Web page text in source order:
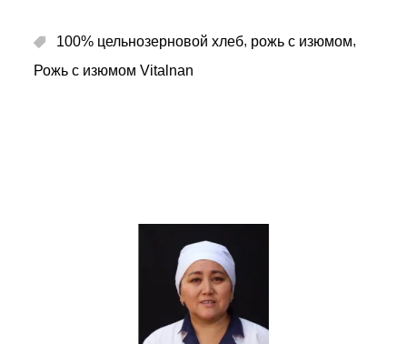
100% цельнозерновой хлеб, рожь с изюмом,
Рожь с изюмом Vitalnan